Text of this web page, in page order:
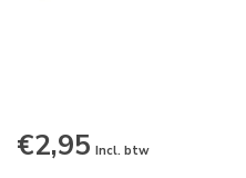
€2,95 Incl. btw